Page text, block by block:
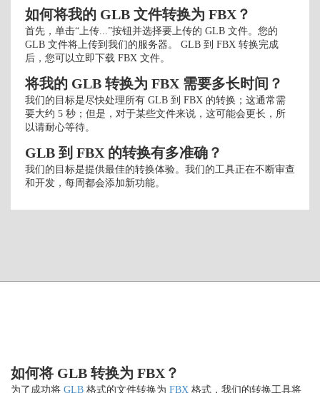
如何将我的 GLB 文件转换为 FBX？
首先，单击“上传...”按钮并选择要上传的 GLB 文件。您的
GLB 文件将上传到我们的服务器。 GLB 到 FBX 转换完成
后，您可以立即下载 FBX 文件。
将我的 GLB 转换为 FBX 需要多长时间？
我们的目标是尽快处理所有 GLB 到 FBX 的转换；这通常需
要大约 5 秒；但是，对于某些文件来说，这可能会更长，所
以请耐心等待。
GLB 到 FBX 的转换有多准确？
我们的目标是提供最佳的转换体验。我们的工具正在不断审查
和开发，每周都会添加新功能。
如何将 GLB 转换为 FBX？
为了成功将 GLB 格式的文件转换为 FBX 格式，我们的转换工具将